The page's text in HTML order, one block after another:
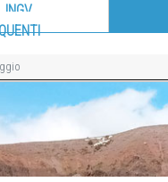
INGV